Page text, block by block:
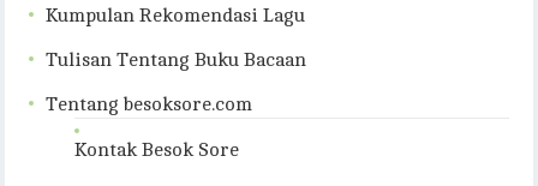
Kumpulan Rekomendasi Lagu
Tulisan Tentang Buku Bacaan
Tentang besoksore.com
Kontak Besok Sore